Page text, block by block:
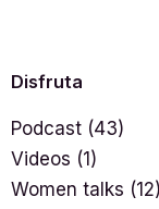
Disfruta
Podcast (43)
Videos (1)
Women talks (12)